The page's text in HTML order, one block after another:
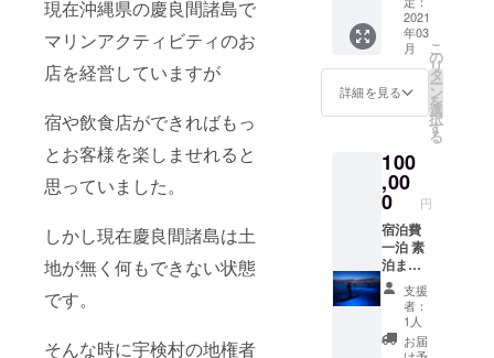
現在沖縄県の慶良間諸島で
マリンアクティビティのお
店を経営していますが
宿や飲食店ができればもっ
とお客様を楽しませれると
思っていました。
しかし現在慶良間諸島は土
地が無く何もできない状態
です。
そんな時に宇検村の地権者
ティビ
ティ（
SUPか
カヤッ
クと
シュ
ノーケ
き） 半
日ツ
アー
8000円
こちら
のメ
ニュー
の金額
を毎回
70％オ
フ 何回
でも
2021
年03
月
詳細を見る
こ
の
リ
タ
ー
ン
を
選
択
す
る
100
,00
0 円
宿泊費
一泊 素
泊まり
7000円
朝夜2食
付き
10000
円 マリ
支援
者：
1人
お届